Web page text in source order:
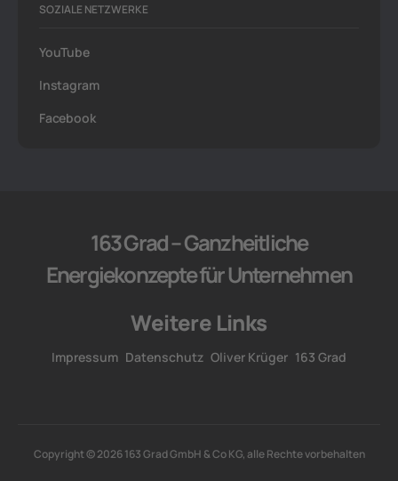
SOZIALE NETZWERKE
YouTube
Instagram
Facebook
163 Grad – Ganzheitliche
Energiekonzepte für Unternehmen
Weitere Links
Impressum Datenschutz Oliver Krüger 163 Grad
Copyright © 2026 163 Grad GmbH & Co KG, alle Rechte vorbehalten